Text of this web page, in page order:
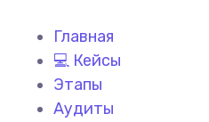
Главная
💻 Кейсы
Этапы
Аудиты